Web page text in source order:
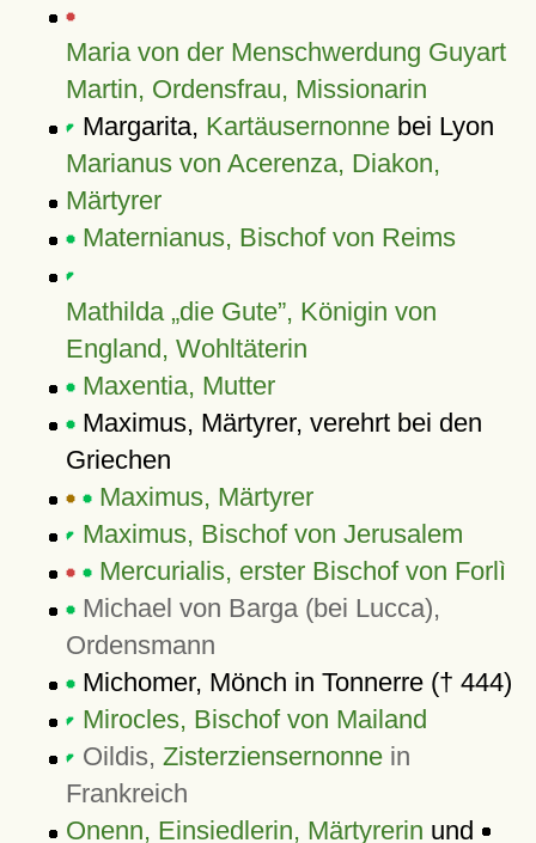
Maria von der Menschwerdung Guyart
Martin, Ordensfrau, Missionarin
Margarita, Kartäusernonnebei Lyon
Marianus von Acerenza, Diakon,
Märtyrer
Maternianus, Bischof von Reims
Mathilda „die Gute”, Königin von
England, Wohltäterin
Maxentia, Mutter
Maximus, Märtyrer, verehrt bei den
Griechen
Maximus, Märtyrer
Maximus, Bischof von Jerusalem
Mercurialis, erster Bischof von Forlì
Michael von Barga (bei Lucca),
Ordensmann
Michomer, Mönch in Tonnerre († 444)
Mirocles, Bischof von Mailand
Oildis, Zisterziensernonnein
Frankreich
Onenn, Einsiedlerin, Märtyrerin und